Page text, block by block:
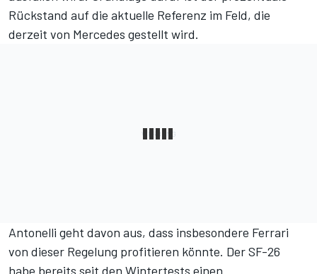
Rückstand auf die aktuelle Referenz im Feld, die
derzeit von Mercedes gestellt wird.
Antonelli geht davon aus, dass insbesondere Ferrari
von dieser Regelung profitieren könnte. Der SF-26
habe bereits seit den Wintertests einen